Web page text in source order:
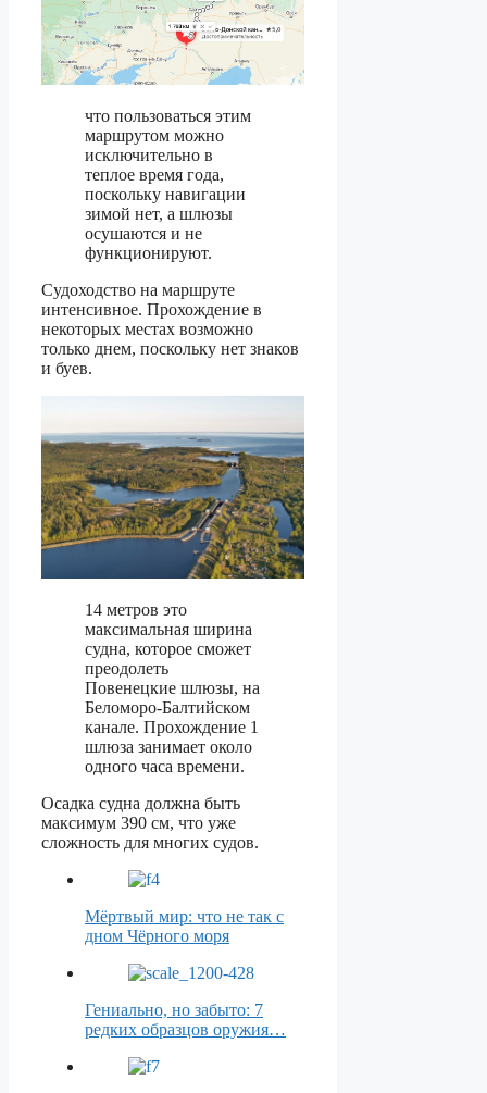
что пользоваться этим
маршрутом можно
исключительно в
теплое время года,
поскольку навигации
зимой нет, а шлюзы
осушаются и не
функционируют.
Судоходство на маршруте
интенсивное. Прохождение в
некоторых местах возможно
только днем, поскольку нет знаков
и буев.
14 метров это
максимальная ширина
судна, которое сможет
преодолеть
Повенецкие шлюзы, на
Беломоро-Балтийском
канале. Прохождение 1
шлюза занимает около
одного часа времени.
Осадка судна должна быть
максимум 390 см, что уже
сложность для многих судов.
Мёртвый мир: что не так с
дном Чёрного моря
Гениально, но забыто: 7
редких образцов оружия…